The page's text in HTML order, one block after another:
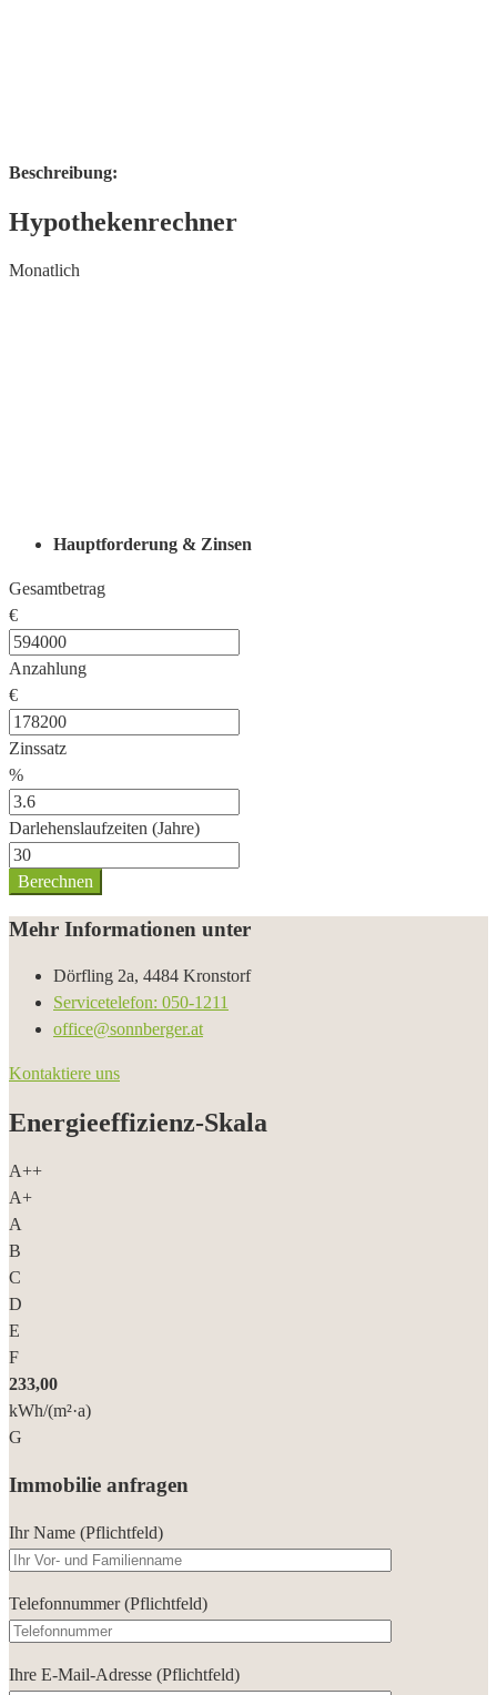
Beschreibung:
Hypothekenrechner
Monatlich
Hauptforderung & Zinsen
Gesamtbetrag
€
Anzahlung
€
Zinssatz
%
Darlehenslaufzeiten (Jahre)
Berechnen
Mehr Informationen unter
Dörfling 2a, 4484 Kronstorf
Servicetelefon: 050-1211
office@sonnberger.at
Kontaktiere uns
Energieeffizienz-Skala
A++
A+
A
B
C
D
E
F
233,00
kWh/(m²·a)
G
Immobilie anfragen
Ihr Name (Pflichtfeld)
Telefonnummer (Pflichtfeld)
Ihre E-Mail-Adresse (Pflichtfeld)